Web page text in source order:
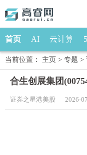
首页 AI 云计算
当前位置： 主页 > 专题 >
合生创展集团
证券之星港美股 2026-